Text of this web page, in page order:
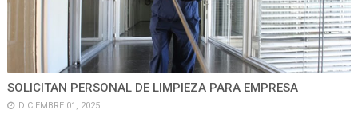
SOLICITAN PERSONAL DE LIMPIEZA PARA EMPRESA
DICIEMBRE 01, 2025